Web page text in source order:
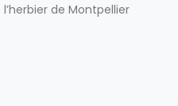
de Montpellier